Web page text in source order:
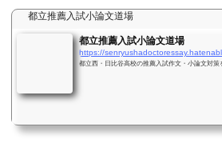
都立推薦入試小論文道場
都立推薦入試小論文道場
https://
都立西・日比谷高校の推薦入試作文・小論文対策